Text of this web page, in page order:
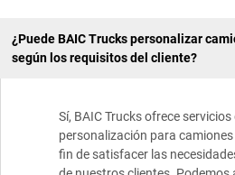
¿Puede BAIC Trucks personalizar
según los requisitos del cliente?
Sí, BAIC Trucks ofrece servicios
personalización para camiones
fin de satisfacer las